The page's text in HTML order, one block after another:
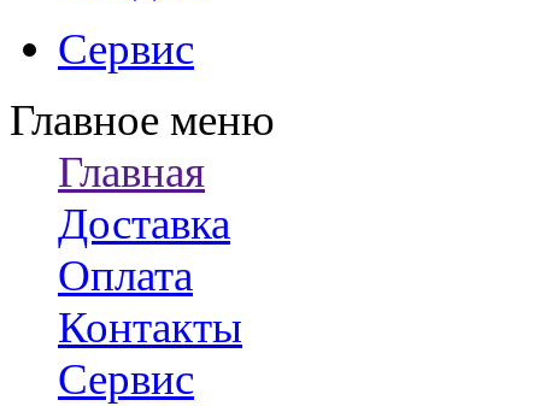
Сервис
Главное меню
Главная
Доставка
Оплата
Контакты
Сервис